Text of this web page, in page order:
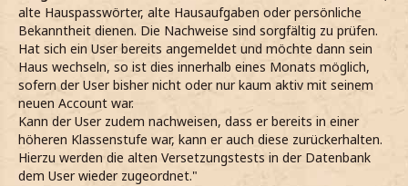
alte Hauspasswörter, alte Hausaufgaben oder persönliche
Bekanntheit dienen. Die Nachweise sind sorgfältig zu prüfen.
Hat sich ein User bereits angemeldet und möchte dann sein
Haus wechseln, so ist dies innerhalb eines Monats möglich,
sofern der User bisher nicht oder nur kaum aktiv mit seinem
neuen Account war.
Kann der User zudem nachweisen, dass er bereits in einer
höheren Klassenstufe war, kann er auch diese zurückerhalten.
Hierzu werden die alten Versetzungstests in der Datenbank
dem User wieder zugeordnet."